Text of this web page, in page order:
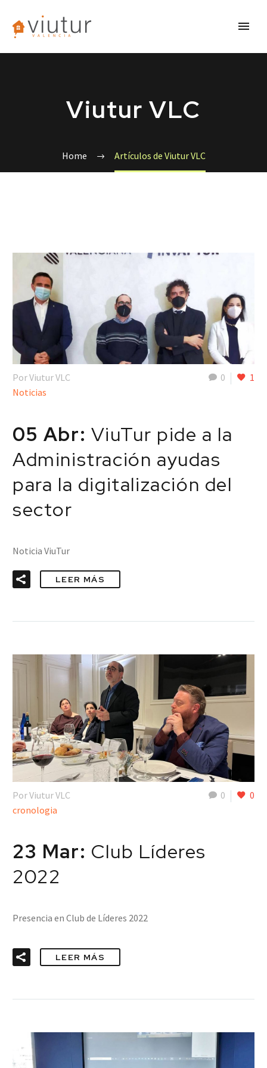
Viutur VLC
Home Artículos de Viutur VLC
0 1
Por Viutur VLC
Noticias
05 Abr: ViuTur pide a la
Administración ayudas
para la digitalización del
sector
Noticia ViuTur
LEER MÁS
0 0
Por Viutur VLC
cronologia
23 Mar: Club Líderes
2022
Presencia en Club de Líderes 2022
LEER MÁS